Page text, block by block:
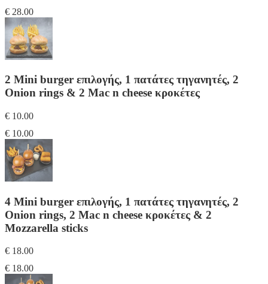
€ 28.00
2 Mini burger επιλογής, 1 πατάτες τηγανητές, 2
Onion rings & 2 Mac n cheese κροκέτες
€ 10.00
€ 10.00
4 Mini burger επιλογής, 1 πατάτες τηγανητές, 2
Onion rings, 2 Mac n cheese κροκέτες & 2
Mozzarella sticks
€ 18.00
€ 18.00